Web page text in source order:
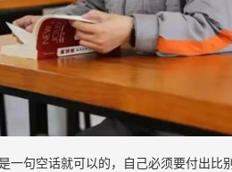
一句空话就可以的，自己必须要付出